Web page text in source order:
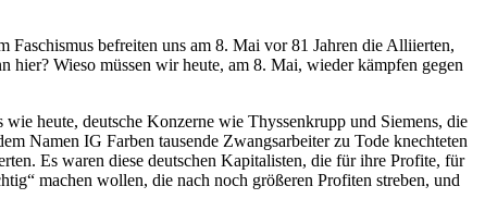
Faschismus befreiten uns am 8. Mai vor 81 Jahren die Alliierten,
Wieso müssen wir heute, am 8. Mai, wieder kämpfen gegen
heute, deutsche Konzerne wie Thyssenkrupp und Siemens, die
Namen IG Farben tausende Zwangsarbeiter zu Tode knechteten
Es waren diese deutschen Kapitalisten, die für ihre Profite, für
machen wollen, die nach noch größeren Profiten streben, und